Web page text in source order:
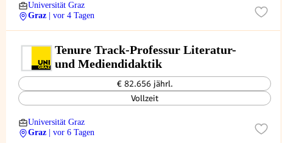
Universität Graz
Graz
| vor 4 Tagen
Tenure Track-Professur Literatur-
und Mediendidaktik
€ 82.656 jährl.
Vollzeit
Universität Graz
Graz
| vor 6 Tagen